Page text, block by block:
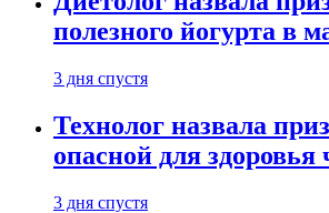
полезного йогурта в
3 дня спустя
Технолог назвала
опасной для здоровья
3 дня спустя